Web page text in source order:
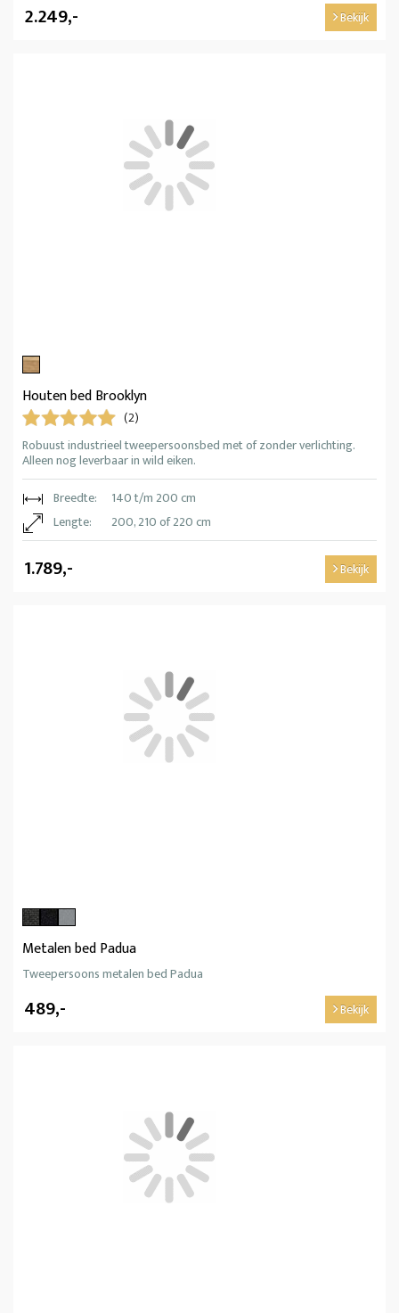
2.249,- Bekijk
Houten bed Brooklyn
(2)
Robuust industrieel tweepersoonsbed met of zonder verlichting.
Alleen nog leverbaar in wild eiken.
Breedte:
140 t/m 200 cm
Lengte:
200, 210 of 220 cm
1.789,- Bekijk
Metalen bed Padua
Tweepersoons metalen bed Padua
489,- Bekijk